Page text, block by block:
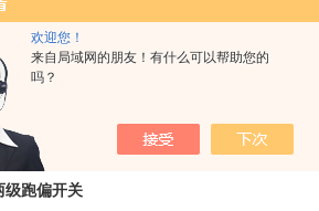
欢迎您！
来自局域网的朋友！有什么可以帮助您的
吗？
，立辊应与输送带边平面垂直，并使输送带
常位置的间距宜为50～100mm。
送机长度、类型及布置情况进行确定。一般
送机较长时，在输送机中间位置可每隔30～
架与输送机中间架连接，开关支架应在输送
级跑偏开关